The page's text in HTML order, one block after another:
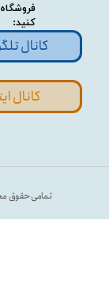
کنید:
تمامی حقوق
کانال
کانال